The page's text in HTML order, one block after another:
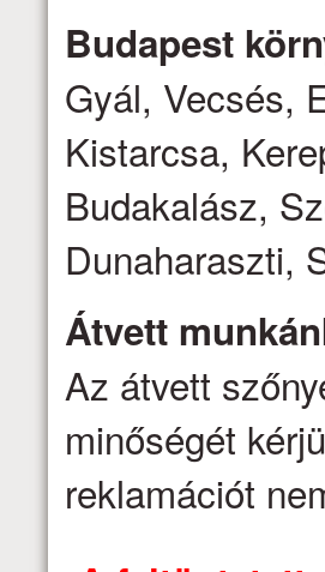
Budapest
Gyál, Vecsés,
Kistarcsa,
Budakalász,
Dunaharaszti,
Átvett
Az átvett
minőségét
reklamációt